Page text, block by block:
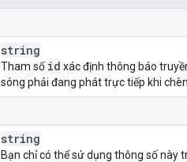
string
Tham số id xác định thông báo
sóng phải đang phát trực tiếp khi
string
Bạn chỉ có thể sử dụng thông số này